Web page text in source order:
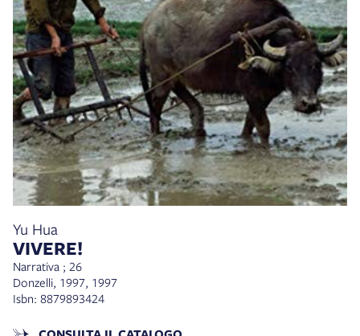
Yu Hua
VIVERE!
Narrativa ; 26
Donzelli, 1997, 1997
Isbn: 8879893424